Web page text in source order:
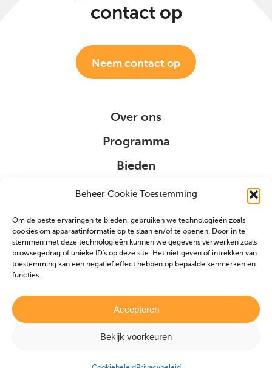
Beheer Cookie Toestemming
Om de beste ervaringen te bieden, gebruiken we technologieën zoals
cookies om apparaatinformatie op te slaan en/of te openen. Door in te
stemmen met deze technologieën kunnen we gegevens verwerken zoals
browsegedrag of unieke ID's op deze site. Het niet geven of intrekken van
toestemming kan een negatief effect hebben op bepaalde kenmerken en
functies.
Accepteren
Bekijk voorkeuren
contact op
Neem contact op
Over ons
Programma
Bieden
Organisatie
Sponsoring
VIP
Veulen aanmelden